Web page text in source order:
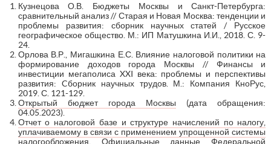
Кузнецова О.В. Бюджеты Москвы и Санкт-Петербурга:
сравнительный анализ // Старая и Новая Москва: тенденции и
проблемы развития: сборник научных статей / Русское
географическое общество. М.: ИП Матушкина И.И., 2018. С. 9-
24.
Орлова В.Р., Мигашкина Е.С. Влияние налоговой политики на
формирование доходов города Москвы // Финансы и
инвестиции мегаполиса XXI века: проблемы и перспективы
развития: Cборник научных трудов. М.: Компания КноРус,
2019. С. 121-129.
Открытый бюджет города Москвы (дата обращения:
04.05.2023).
Отчет о налоговой базе и структуре начислений по налогу,
уплачиваемому в связи с применением упрощенной системы
налогообложения. Официальные данные Федеральной